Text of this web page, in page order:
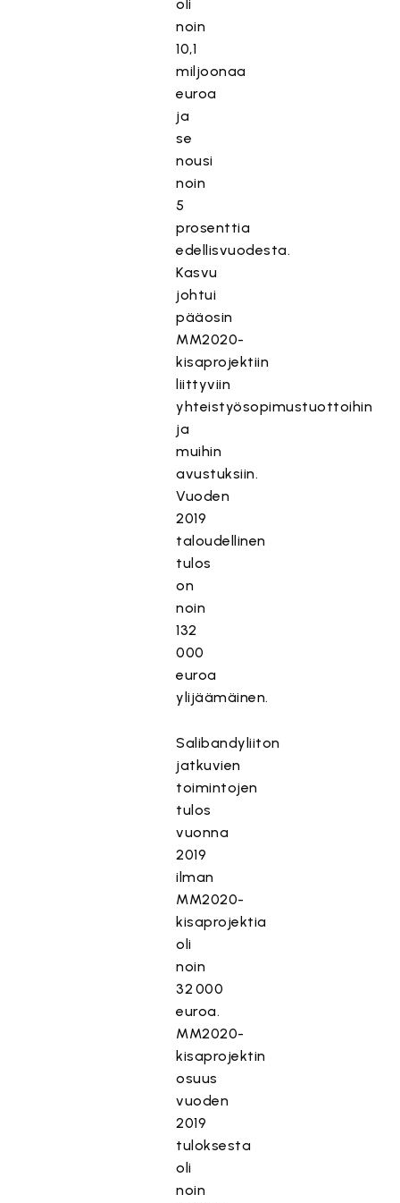
oli
noin
10,1
miljoonaa
euroa
ja
se
nousi
noin
5
prosenttia
edellisvuodesta.
Kasvu
johtui
pääosin
MM2020-
kisaprojektiin
liittyviin
yhteistyösopimustuottoihin
ja
muihin
avustuksiin.
Vuoden
2019
taloudellinen
tulos
on
noin
132
000
euroa
ylijäämäinen.
Salibandyliiton
jatkuvien
toimintojen
tulos
vuonna
2019
ilman
MM2020-
kisaprojektia
oli
noin
32 000
euroa.
MM2020-
kisaprojektin
osuus
vuoden
2019
tuloksesta
oli
noin